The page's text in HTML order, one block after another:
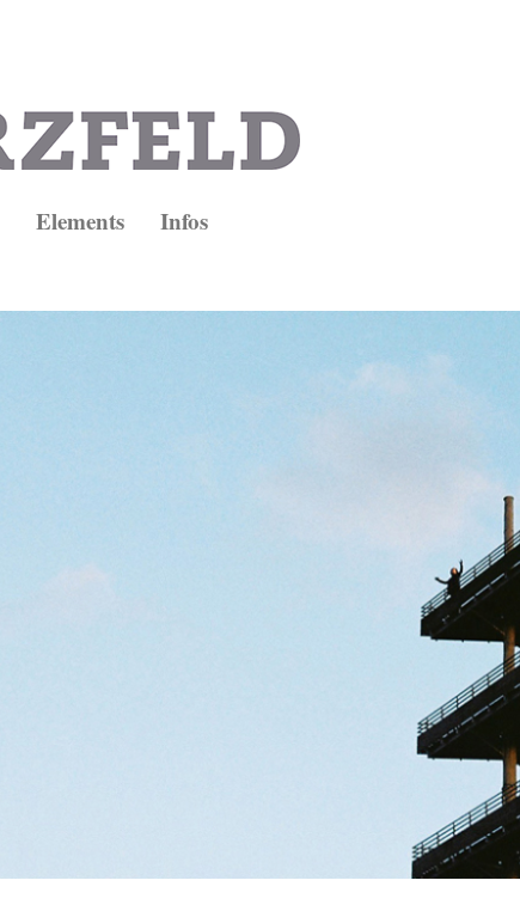
Elements Infos